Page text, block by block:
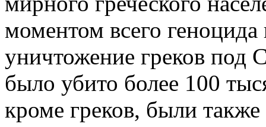
моментом всего геноцида
уничтожение греков под
было убито более 100
кроме греков, были